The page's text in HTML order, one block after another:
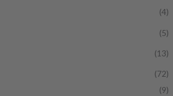
(4)
(5)
(13)
(72)
(9)